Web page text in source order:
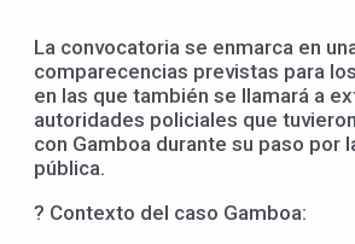
La convocatoria se enmarca en
comparecencias previstas para
en las que también se llamará a
autoridades policiales que
con Gamboa durante su paso por
pública.
? Contexto del caso Gamboa: